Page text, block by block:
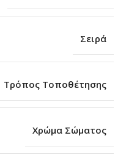
Σειρά
Τρόπος Τοποθέτησης
Χρώμα Σώματος